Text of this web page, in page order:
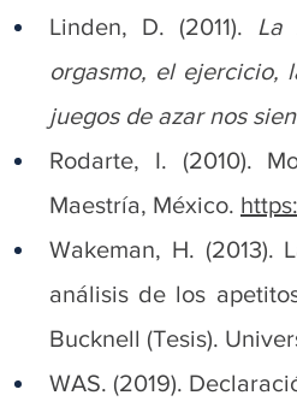
Linden, D. (2011).
La
orgasmo, el ejercicio,
juegos de azar nos
Rodarte, I. (2010).
Maestría, México.
Wakeman, H. (2013).
análisis de los
Bucknell (Tesis).
WAS. (2019).